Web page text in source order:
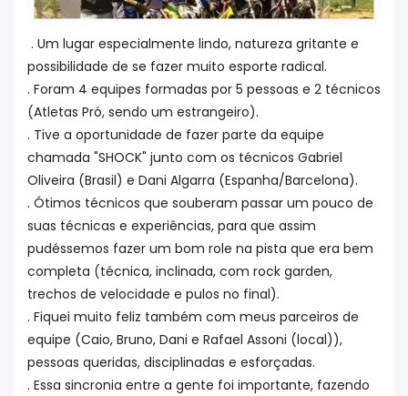
. Um lugar especialmente lindo, natureza gritante e
possibilidade de se fazer muito esporte radical.
. Foram 4 equipes formadas por 5 pessoas e 2 técnicos
(Atletas Pró, sendo um estrangeiro).
. Tive a oportunidade de fazer parte da equipe
chamada "SHOCK" junto com os técnicos Gabriel
Oliveira (Brasil) e Dani Algarra (Espanha/Barcelona).
. Ótimos técnicos que souberam passar um pouco de
suas técnicas e experiências, para que assim
pudéssemos fazer um bom role na pista que era bem
completa (técnica, inclinada, com rock garden,
trechos de velocidade e pulos no final).
. Fiquei muito feliz também com meus parceiros de
equipe (Caio, Bruno, Dani e Rafael Assoni (local)),
pessoas queridas, disciplinadas e esforçadas.
. Essa sincronia entre a gente foi importante, fazendo